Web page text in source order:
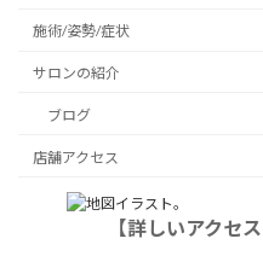
施術/姿勢/症状
サロンの紹介
ブログ
店舗アクセス
【詳しいアクセ